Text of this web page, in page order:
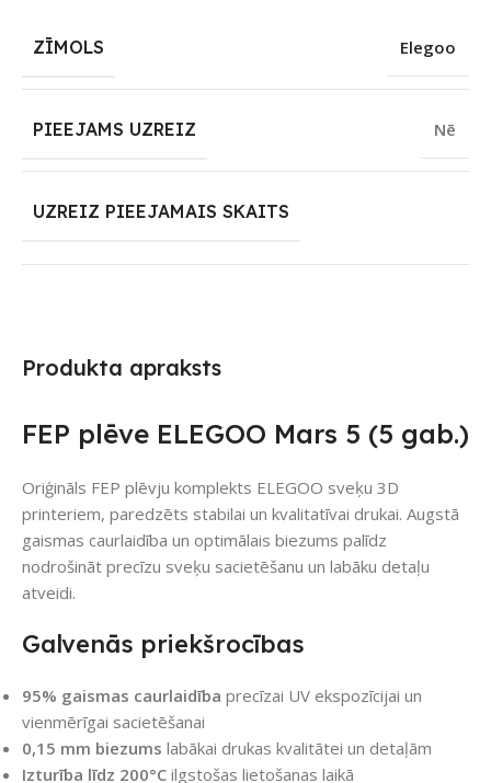
Produkta apraksts
FEP plēve ELEGOO Mars 5 (5 gab.)
Oriģināls FEP plēvju komplekts ELEGOO sveķu 3D
printeriem, paredzēts stabilai un kvalitatīvai drukai. Augstā
gaismas caurlaidība un optimālais biezums palīdz
nodrošināt precīzu sveķu sacietēšanu un labāku detaļu
atveidi.
Galvenās priekšrocības
95% gaismas caurlaidība precīzai UV ekspozīcijai un
vienmērīgai sacietēšanai
0,15 mm biezums labākai drukas kvalitātei un detaļām
Izturība līdz 200°C ilgstošas lietošanas laikā
ZĪMOLS Elegoo
PIEEJAMS UZREIZ Nē
UZREIZ PIEEJAMAIS SKAITS